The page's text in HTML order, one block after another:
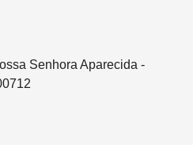
Senhora Aparecida -